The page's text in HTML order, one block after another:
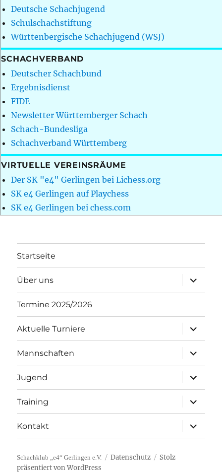
Deutsche Schachjugend
Schulschachstiftung
Württenbergische Schachjugend (WSJ)
SCHACHVERBAND
Deutscher Schachbund
Ergebnisdienst
FIDE
Newsletter Württemberger Schach
Schach-Bundesliga
Schachverband Württemberg
VIRTUELLE VEREINSRÄUME
Der SK "e4" Gerlingen bei Lichess.org
SK e4 Gerlingen auf Playchess
SK e4 Gerlingen bei chess.com
Startseite
Über uns
öffnen
Termine 2025/2026
Aktuelle Turniere
öffnen
Mannschaften
öffnen
Jugend
öffnen
Training
öffnen
Kontakt
öffnen
Schachklub „e4“ Gerlingen e.V. Datenschutz
Stolz
präsentiert von WordPress